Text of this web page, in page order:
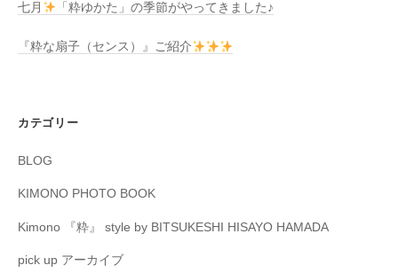
七月 「粋ゆかた」の季節がやってきました♪
『粋な扇子（センス）』ご紹介
カテゴリー
BLOG
KIMONO PHOTO BOOK
Kimono 『粋』 style by BITSUKESHI HISAYO HAMADA
pick up アーカイブ